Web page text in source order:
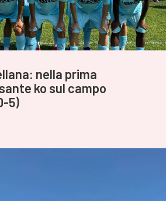
nella prima
ko sul campo
5)